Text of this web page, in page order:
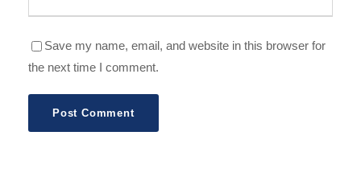
Save my name, email, and website in this browser for
the next time I comment.